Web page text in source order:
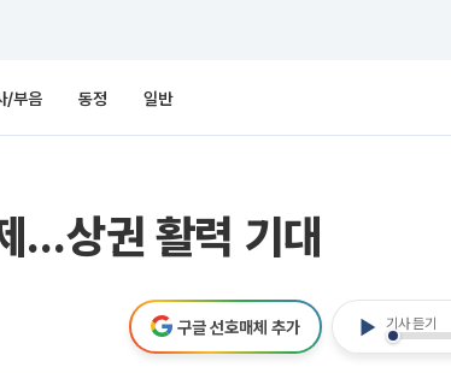
/부음 동정 일반
…상권 활력 기대
기사 듣기
구글 선호매체 추가